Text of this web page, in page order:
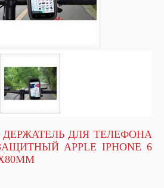
ДЛЯ ТЕЛЕФОНА
APPLE IPHONE 6